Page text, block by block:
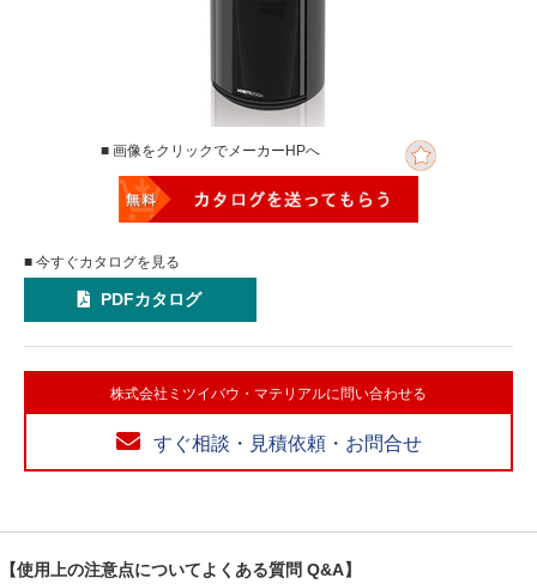
■ 画像をクリックでメーカーHPへ
■ 今すぐカタログを見る
PDFカタログ
株式会社ミツイバウ・マテリアルに問い合わせる
すぐ相談・見積依頼・お問合せ
【使用上の注意点についてよくある質問 Q&A】